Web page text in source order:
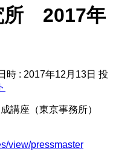
所 2017年
時 : 2017年12月13日 投
講座（東京事務所）
view/pressmaster